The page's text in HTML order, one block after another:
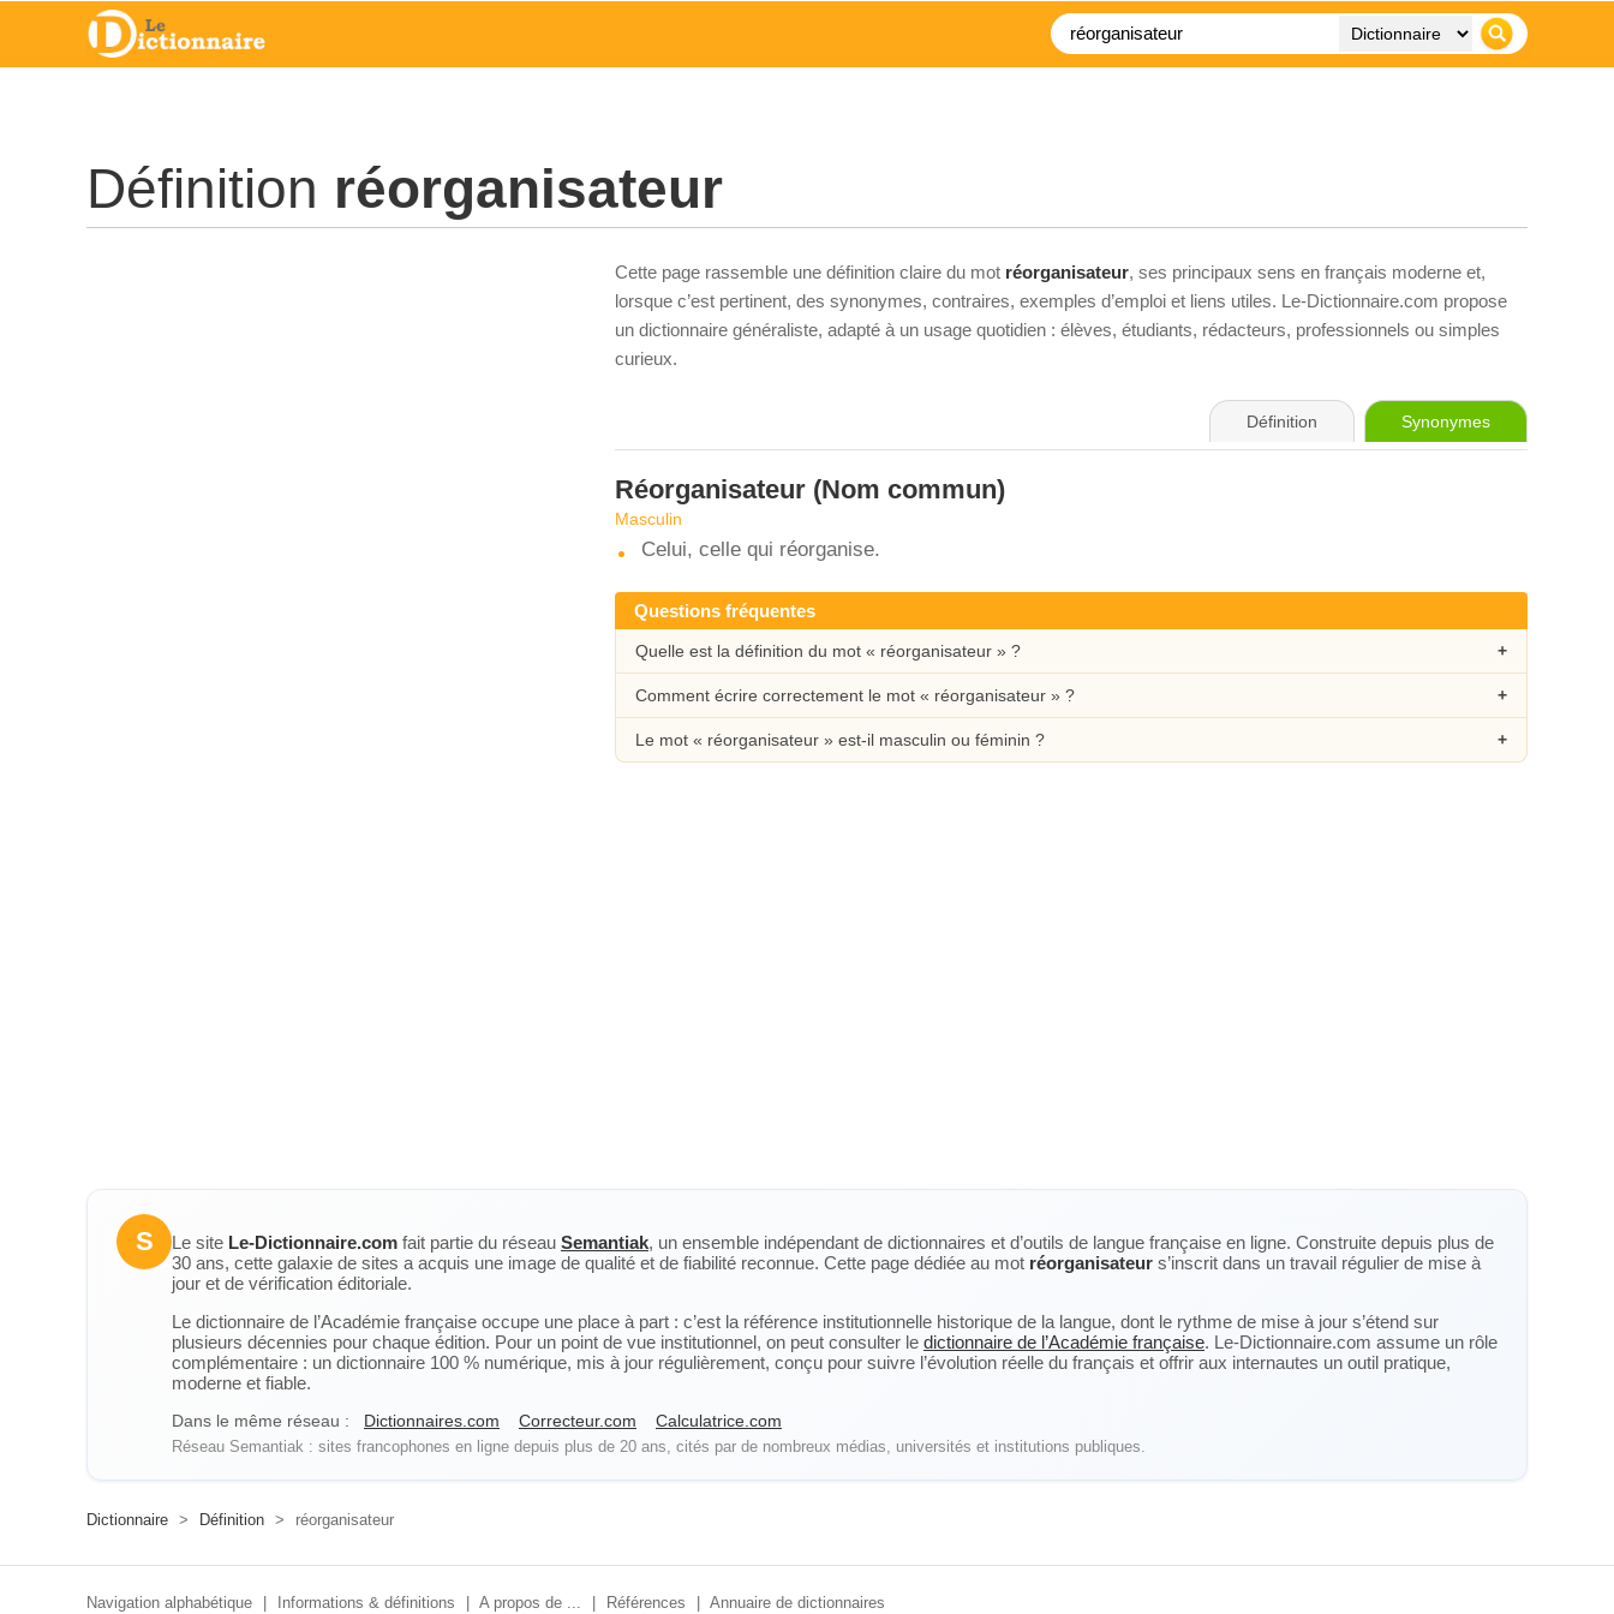
Définition réorganisateur
Cette page rassemble une définition claire du mot réorganisateur, ses principaux sens en français moderne et,
lorsque c’est pertinent, des synonymes, contraires, exemples d’emploi et liens utiles. Le-Dictionnaire.com propose
un dictionnaire généraliste, adapté à un usage quotidien : élèves, étudiants, rédacteurs, professionnels ou simples
curieux.
Définition Synonymes
Réorganisateur (Nom commun)
Masculin
Celui, celle qui réorganise.
Questions fréquentes
Quelle est la définition du mot « réorganisateur » ?
Comment écrire correctement le mot « réorganisateur » ?
Le mot « réorganisateur » est-il masculin ou féminin ?
S Le site Le-Dictionnaire.com fait partie du réseau Semantiak, un ensemble indépendant de dictionnaires et d’outils de langue française en ligne. Construite depuis plus de
30 ans, cette galaxie de sites a acquis une image de qualité et de fiabilité reconnue. Cette page dédiée au mot réorganisateur s’inscrit dans un travail régulier de mise à
jour et de vérification éditoriale.
Le dictionnaire de l’Académie française occupe une place à part : c’est la référence institutionnelle historique de la langue, dont le rythme de mise à jour s’étend sur
plusieurs décennies pour chaque édition. Pour un point de vue institutionnel, on peut consulter le dictionnaire de l’Académie française. Le-Dictionnaire.com assume un rôle
complémentaire : un dictionnaire 100 % numérique, mis à jour régulièrement, conçu pour suivre l’évolution réelle du français et offrir aux internautes un outil pratique,
moderne et fiable.
Dans le même réseau : Dictionnaires.com Correcteur.com Calculatrice.com
Réseau Semantiak : sites francophones en ligne depuis plus de 20 ans, cités par de nombreux médias, universités et institutions publiques.
Dictionnaire > Définition > réorganisateur
Navigation alphabétique Informations & définitions A propos de ... Références Annuaire de dictionnaires